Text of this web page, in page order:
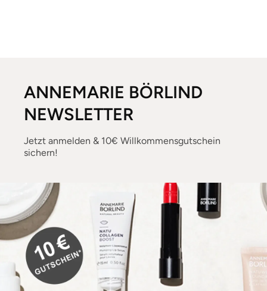
ANNEMARIE BÖRLIND
NEWSLETTER
Jetzt anmelden & 10€ Willkommensgutschein
sichern!